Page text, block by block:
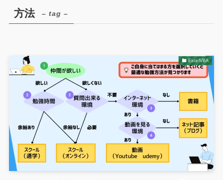
方法 – tag –
ExcelVBA